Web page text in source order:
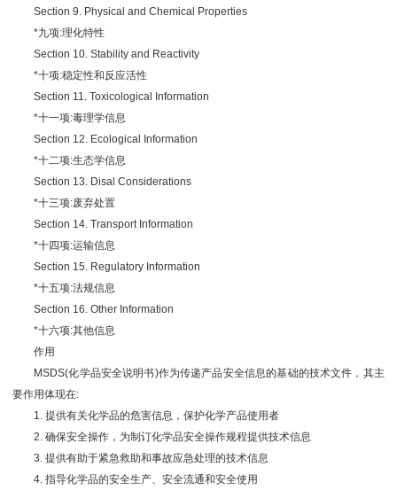
Section 9. Physical and Chemical Properties
*九项:理化特性
Section 10. Stability and Reactivity
*十项:稳定性和反应活性
Section 11. Toxicological Information
*十一项:毒理学信息
Section 12. Ecological Information
*十二项:生态学信息
Section 13. Disal Considerations
*十三项:废弃处置
Section 14. Transport Information
*十四项:运输信息
Section 15. Regulatory Information
*十五项:法规信息
Section 16. Other Information
*十六项:其他信息
作用
MSDS(化学品安全说明书)作为传递产品安全信息的基础的技术文件，其主
要作用体现在:
1. 提供有关化学品的危害信息，保护化学产品使用者
2. 确保安全操作，为制订化学品安全操作规程提供技术信息
3. 提供有助于紧急救助和事故应急处理的技术信息
4. 指导化学品的安全生产、安全流通和安全使用